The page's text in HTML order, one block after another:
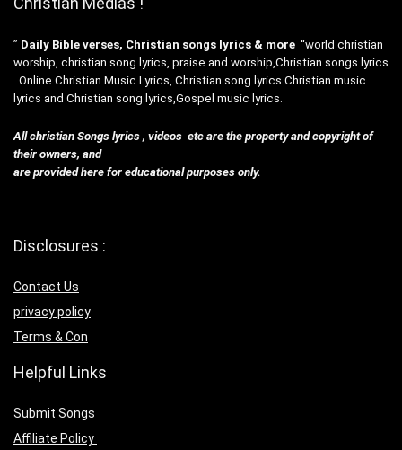
” Daily Bible verses, Christian songs lyrics & more “world christian
worship, christian song lyrics, praise and worship,Christian songs lyrics
. Online Christian Music Lyrics, Christian song lyrics Christian music
lyrics and Christian song lyrics,Gospel music lyrics.
All christian Songs lyrics , videos etc are the property and copyright of
their owners, and
are provided here for educational purposes only.
Disclosures :
Contact Us
privacy policy
Terms & Con
Helpful Links
Submit Songs
Affiliate Policy